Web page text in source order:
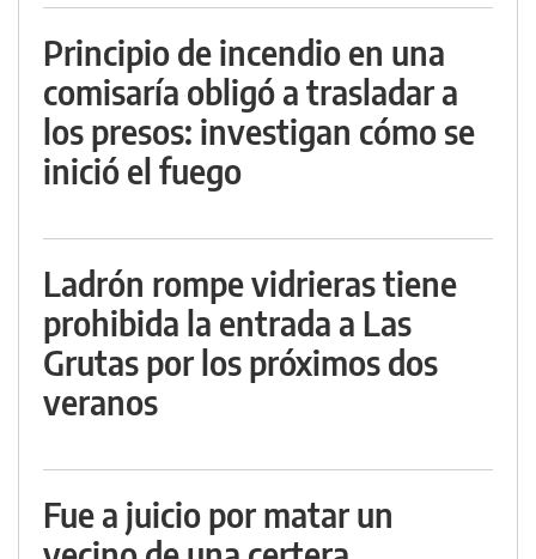
Principio de incendio en una
comisaría obligó a trasladar a
los presos: investigan cómo se
inició el fuego
Ladrón rompe vidrieras tiene
prohibida la entrada a Las
Grutas por los próximos dos
veranos
Fue a juicio por matar un